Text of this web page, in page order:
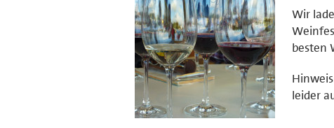
Wir
besten
leider